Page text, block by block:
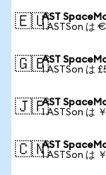
🇪🇺AST
1 ASTSon は
🇬🇧AST
1 ASTSon は
🇯🇵AST
1 ASTSon は
🇨🇳AST
1 ASTSon は